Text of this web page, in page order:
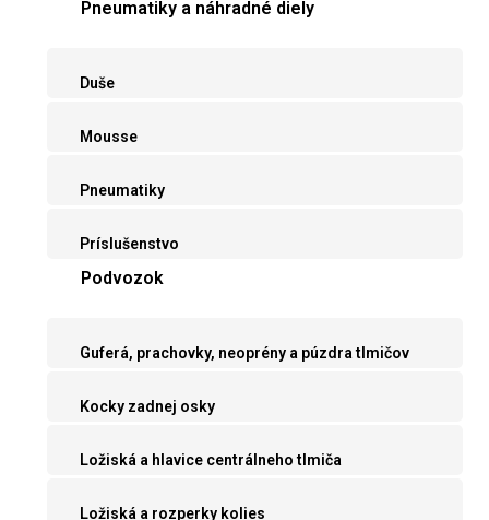
Pneumatiky a náhradné diely
Duše
Mousse
Pneumatiky
Príslušenstvo
Podvozok
Guferá, prachovky, neoprény a púzdra tlmičov
Kocky zadnej osky
Ložiská a hlavice centrálneho tlmiča
Ložiská a rozperky kolies